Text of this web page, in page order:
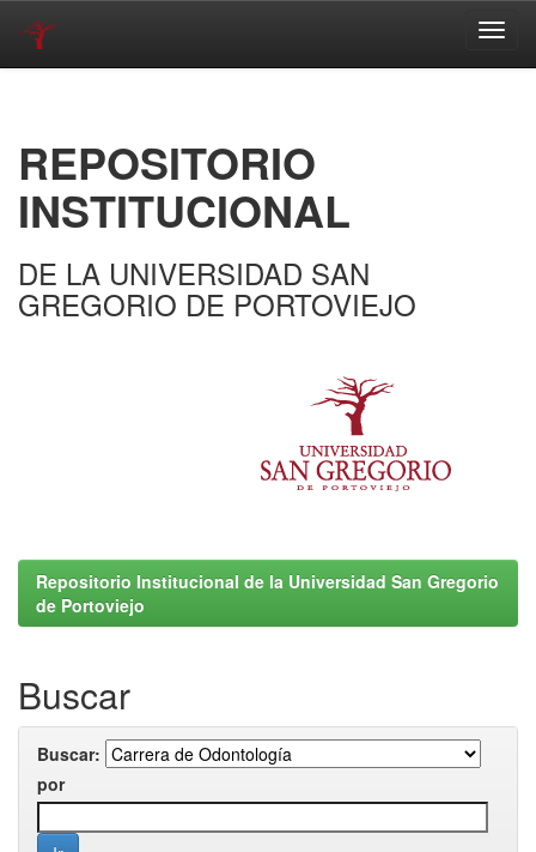
REPOSITORIO
INSTITUCIONAL
DE LA UNIVERSIDAD SAN
GREGORIO DE PORTOVIEJO
Repositorio Institucional de la Universidad San Gregorio
de Portoviejo
Buscar
Buscar:
por